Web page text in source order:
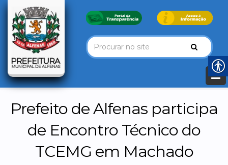
Prefeito de Alfenas participa
de Encontro Técnico do
TCEMG em Machado